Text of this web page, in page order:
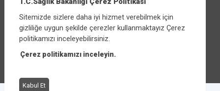
Üniversiteler Mahallesi Şehit Mehmet Bayraktar
Caddesi No:3 Çankaya/Ankara
Santral:+90 312 585 10 00
Sitemizde sizlere daha iyi hizmet verebilmek için
gizliliğe uygun şekilde çerezler kullanmaktayız Çerez
politikamızı inceleyebilirsiniz.
Çerez politikamızı inceleyin.
Kabul Et